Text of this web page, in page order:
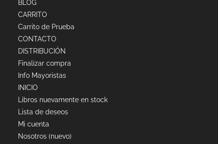
BLOG
CARRITO
Carrito de Prueba
CONTACTO
DISTRIBUCIÓN
Finalizar compra
Info Mayoristas
INICIO
Libros nuevamente en stock
Lista de deseos
Mi cuenta
Nosotros (nuevo)